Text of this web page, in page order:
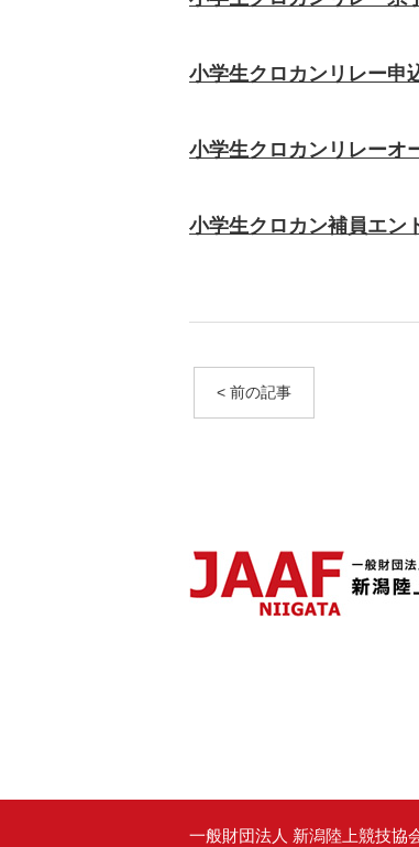
小学生クロカンリレー申
小学生クロカンリレーオ
小学生クロカン補員エン
< 前の記事
一般財団法人 新潟陸上競技協